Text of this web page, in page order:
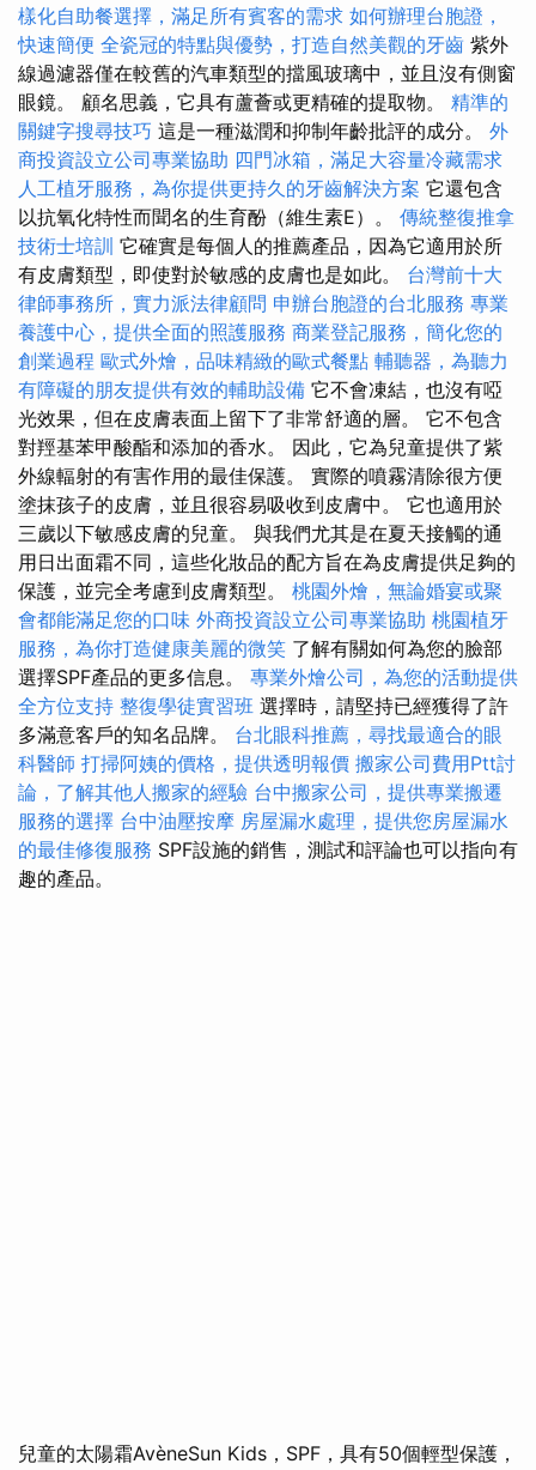
樣化自助餐選擇，滿足所有賓客的需求 如何辦理台胞證，
快速簡便 全瓷冠的特點與優勢，打造自然美觀的牙齒 紫外
線過濾器僅在較舊的汽車類型的擋風玻璃中，並且沒有側窗
眼鏡。 顧名思義，它具有蘆薈或更精確的提取物。 精準的
關鍵字搜尋技巧 這是一種滋潤和抑制年齡批評的成分。 外
商投資設立公司專業協助 四門冰箱，滿足大容量冷藏需求
人工植牙服務，為你提供更持久的牙齒解決方案 它還包含
以抗氧化特性而聞名的生育酚（維生素E）。 傳統整復推拿
技術士培訓 它確實是每個人的推薦產品，因為它適用於所
有皮膚類型，即使對於敏感的皮膚也是如此。 台灣前十大
律師事務所，實力派法律顧問 申辦台胞證的台北服務 專業
養護中心，提供全面的照護服務 商業登記服務，簡化您的
創業過程 歐式外燴，品味精緻的歐式餐點 輔聽器，為聽力
有障礙的朋友提供有效的輔助設備 它不會凍結，也沒有啞
光效果，但在皮膚表面上留下了非常舒適的層。 它不包含
對羥基苯甲酸酯和添加的香水。 因此，它為兒童提供了紫
外線輻射的有害作用的最佳保護。 實際的噴霧清除很方便
塗抹孩子的皮膚，並且很容易吸收到皮膚中。 它也適用於
三歲以下敏感皮膚的兒童。 與我們尤其是在夏天接觸的通
用日出面霜不同，這些化妝品的配方旨在為皮膚提供足夠的
保護，並完全考慮到皮膚類型。 桃園外燴，無論婚宴或聚
會都能滿足您的口味 外商投資設立公司專業協助 桃園植牙
服務，為你打造健康美麗的微笑 了解有關如何為您的臉部
選擇SPF產品的更多信息。 專業外燴公司，為您的活動提供
全方位支持 整復學徒實習班 選擇時，請堅持已經獲得了許
多滿意客戶的知名品牌。 台北眼科推薦，尋找最適合的眼
科醫師 打掃阿姨的價格，提供透明報價 搬家公司費用Ptt討
論，了解其他人搬家的經驗 台中搬家公司，提供專業搬遷
服務的選擇 台中油壓按摩 房屋漏水處理，提供您房屋漏水
的最佳修復服務 SPF設施的銷售，測試和評論也可以指向有
趣的產品。
兒童的太陽霜AvèneSun Kids，SPF，具有50個輕型保護，